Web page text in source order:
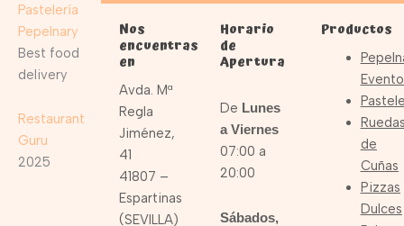
Pastelería
Pepelnary
Best food
delivery
Restaurant
Guru
2025
Nos
encuentras
en
Avda. Mª
Regla
Jiménez,
41
41807 –
Espartinas
(SEVILLA)
Horario
de
Apertura
De Lunes
a Viernes
07:00 a
20:00
Sábados,
Productos
de
Cuñas
Pizzas
Dulces